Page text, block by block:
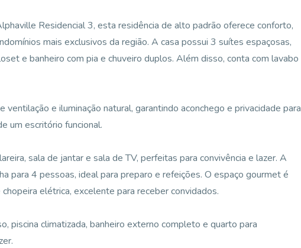
Residencial 3, esta residência de alto padrão oferece conforto,
mais exclusivos da região. A casa possui 3 suítes espaçosas,
e banheiro com pia e chuveiro duplos. Além disso, conta com lavabo
e iluminação natural, garantindo aconchego e privacidade para
um escritório funcional.
sala de jantar e sala de TV, perfeitas para convivência e lazer. A
para 4 pessoas, ideal para preparo e refeições. O espaço gourmet é
elétrica, excelente para receber convidados.
piscina climatizada, banheiro externo completo e quarto para